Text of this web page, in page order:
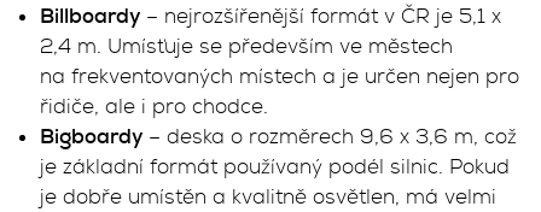
Billboardy – nejrozšířenější formát v ČR je 5,1 x
2,4 m. Umísťuje se především ve městech
na frekventovaných místech a je určen nejen pro
řidiče, ale i pro chodce.
Bigboardy – deska o rozměrech 9,6 x 3,6 m, což
je základní formát používaný podél silnic. Pokud
je dobře umístěn a kvalitně osvětlen, má velmi